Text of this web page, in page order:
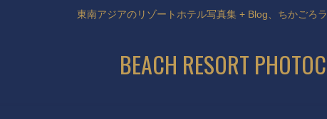
東南アジアのリゾートホテル写真集 + Blog、ちかごろ
BEACH RESORT